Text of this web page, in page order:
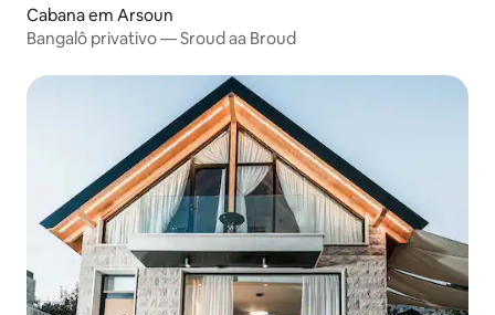
Cabana em Arsoun
Bangalô privativo — Sroud aa Broud